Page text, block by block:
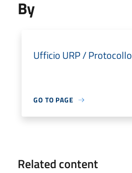
By
Ufficio URP / Protocollo
GO TO PAGE
Related content